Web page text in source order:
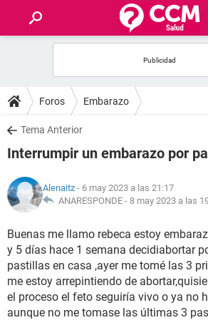
FOROS
SALUD
NUTRICIÓN
BIENESTAR
SEXUALIDAD
GLOSARIO
Foros Embarazo
Tema Anterior
Interrumpir un embarazo por
Alenaitz - 6 may 2023 a las 21:17
ANARESPONDE - 8 may 2023 a las
Buenas me llamo rebeca estoy
y 5 días hace 1 semana decidiabortar
pastillas en casa ,ayer me tomé las 3
me estoy arrepintiendo de
el proceso el feto seguiría vivo o ya no
aunque no me tomase las últimas 3